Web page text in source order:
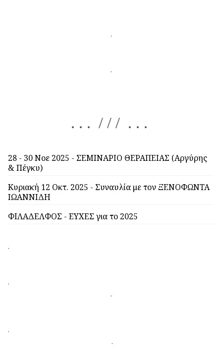
.
.
. . . / / / . . .
28 - 30 Νοε 2025 - ΣΕΜΙΝΑΡΙΟ ΘΕΡΑΠΕΙΑΣ (Αργύρης
& Πέγκυ)
Κυριακή 12 Οκτ. 2025 - Συναυλία με τον ΞΕΝΟΦΩΝΤΑ
ΙΩΑΝΝΙΔΗ
ΦΙΛΑΔΕΛΦΟΣ - ΕΥΧΕΣ για το 2025
.
.
.
.
.